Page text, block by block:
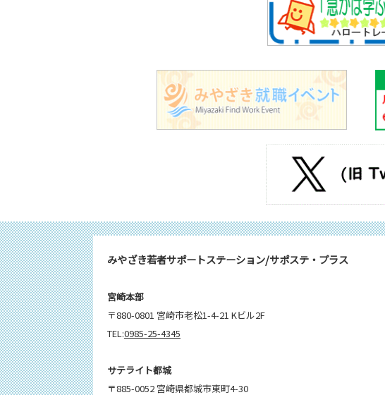
みやざき若者サポートステーション/サポステ・プラス
宮崎本部
〒880-0801 宮崎市老松1-4-21 Kビル2F
TEL:0985-25-4345
サテライト都城
〒885-0052 宮崎県都城市東町4-30